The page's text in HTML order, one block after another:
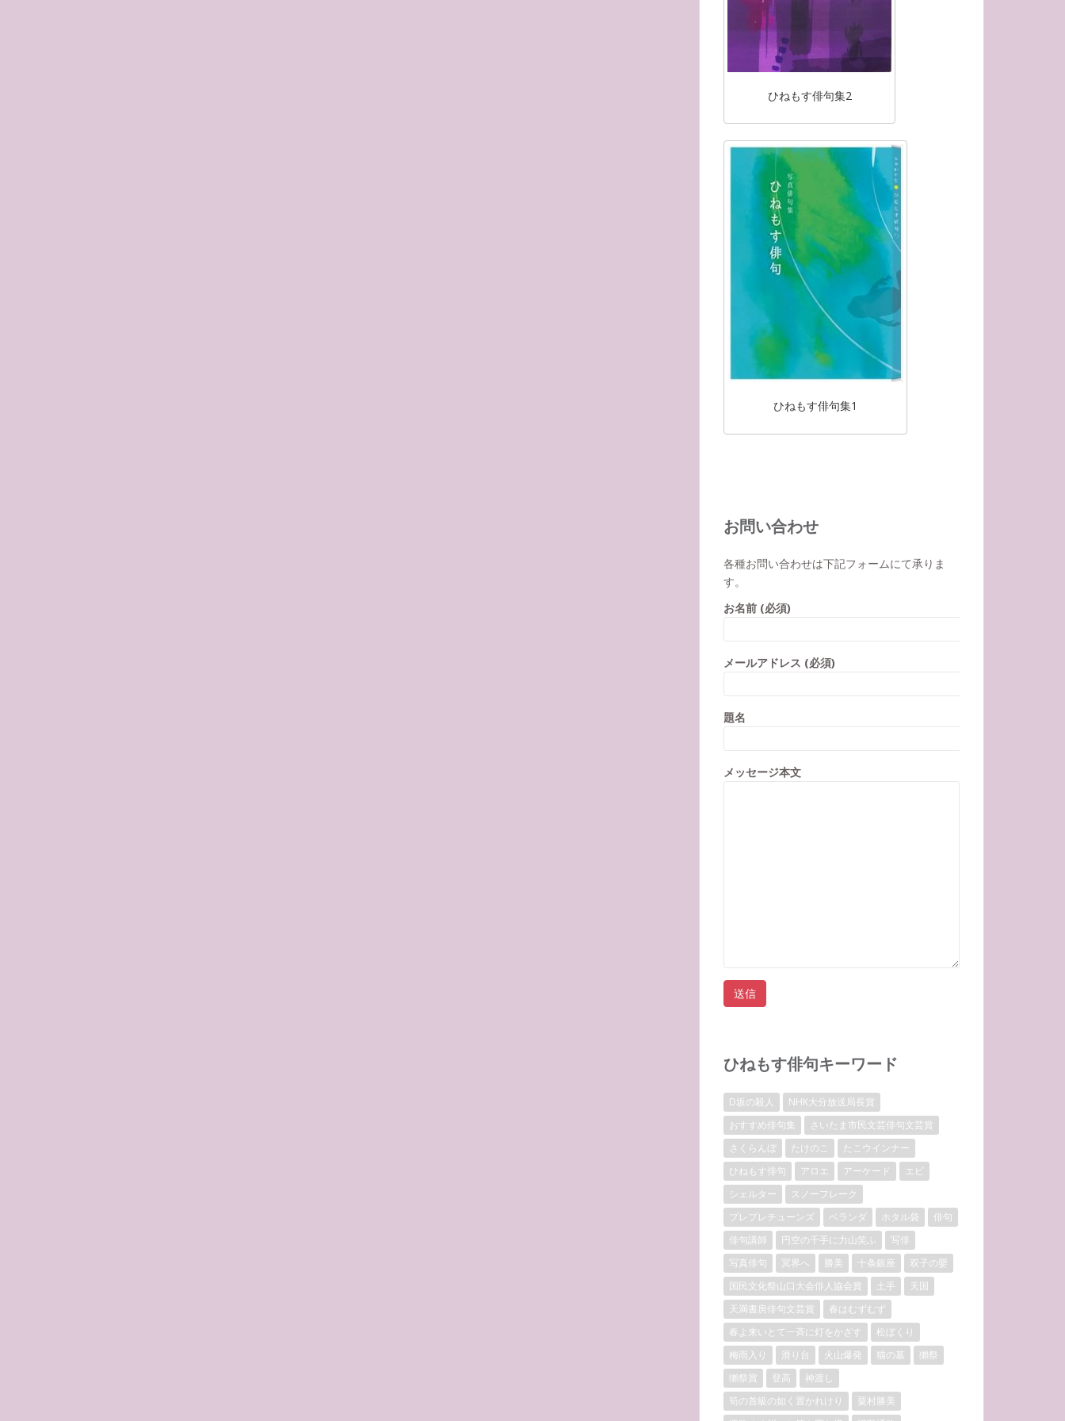
ひねもす俳句集2
ひねもす俳句集1
お問い合わせ
各種お問い合わせは下記フォームにて承りま
す。
お名前 (必須)
メールアドレス (必須)
題名
メッセージ本文
ひねもす俳句キーワード
D坂の殺人
NHK大分放送局長賞
おすすめ俳句集
さいたま市民文芸俳句文芸賞
さくらんぼ
たけのこ
たこウインナー
ひねもす俳句
アロエ アーケード
エビ
シェルター
スノーフレーク
プレプレチューンズ
ベランダ ホタル袋
俳句
俳句講師
円空の千手に力山笑ふ
写俳
写真俳句
冥界へ 勝美 十条銀座
双子の嬰
国民文化祭山口大会俳人協会賞
土手
天国
天満書房俳句文芸賞
春はむずむず
春よ来いとて一斉に灯をかざす
松ぼくり
梅雨入り
滑り台 火山爆発 猫の墓
獺祭
獺祭賞
登高
神渡し
筍の首級の如く置かれけり
粟村勝美